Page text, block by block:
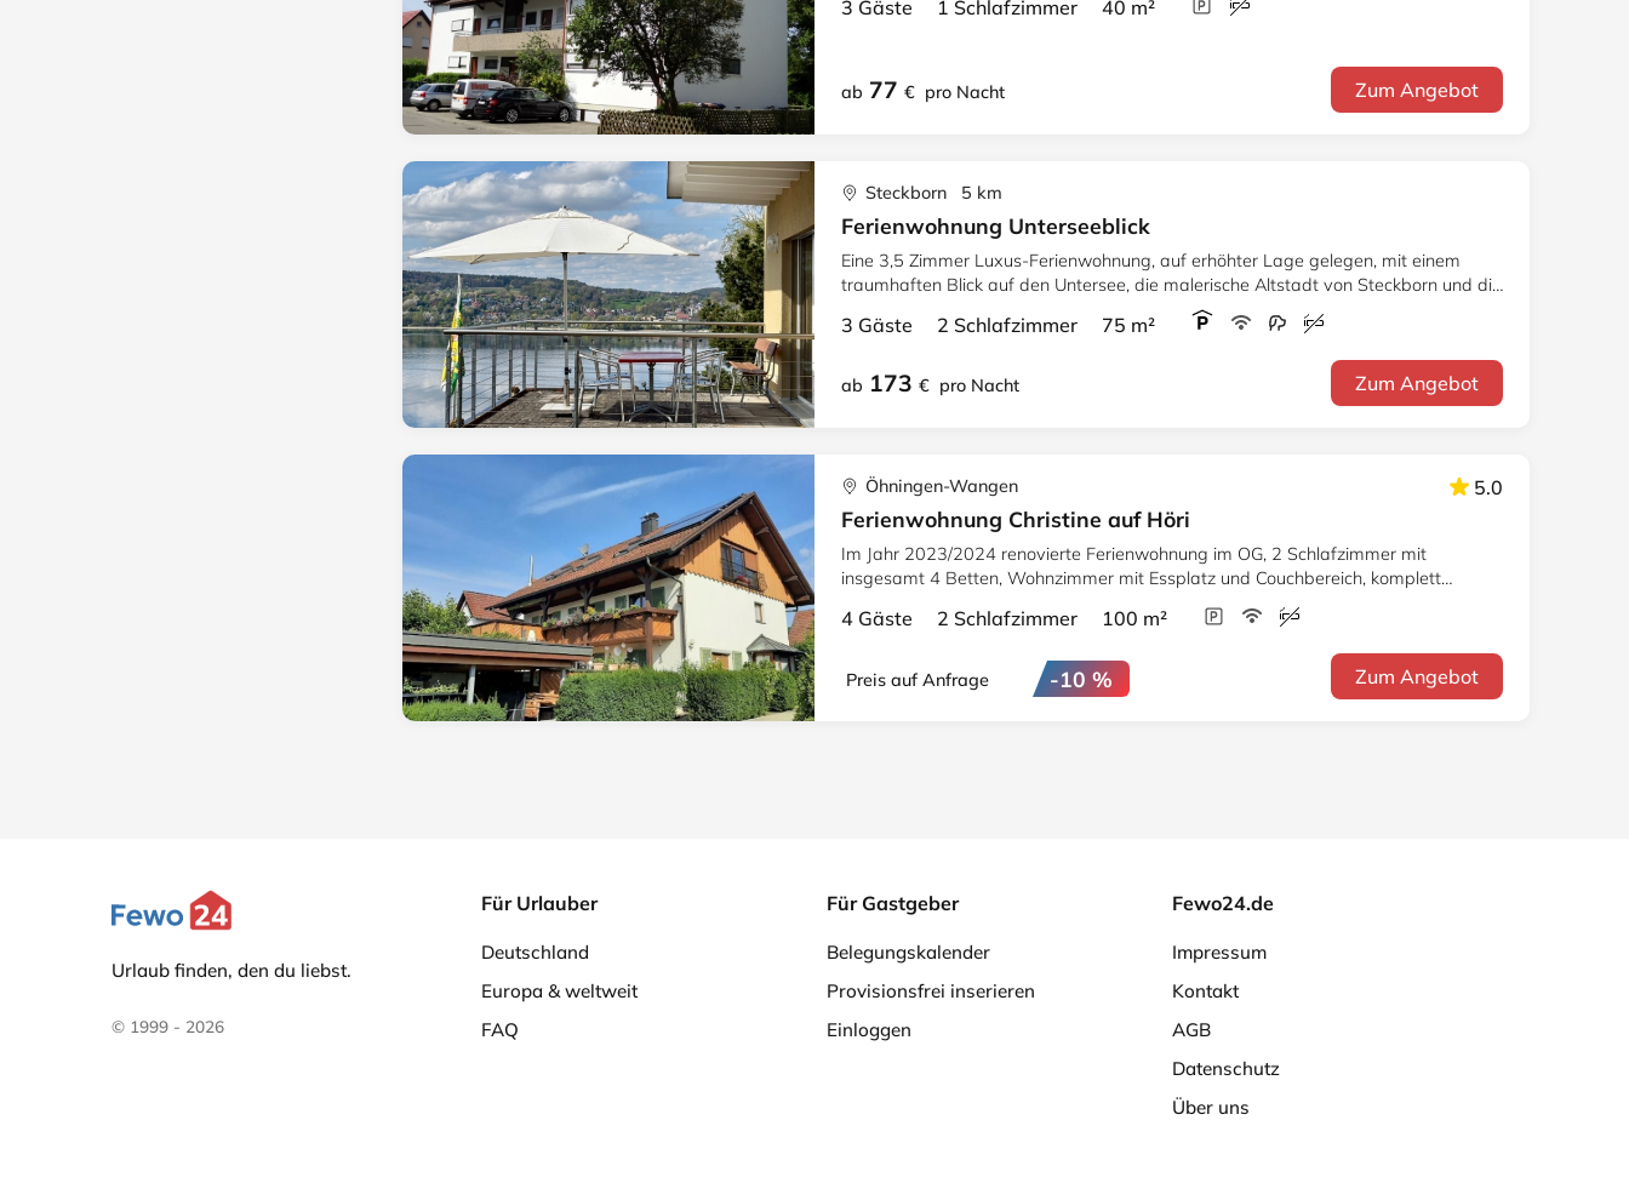
3 Gäste 1 Schlafzimmer 40 m²
ab 77 € pro Nacht Zum Angebot
Steckborn 5 km
Ferienwohnung Unterseeblick
Eine 3,5 Zimmer Luxus-Ferienwohnung, auf erhöhter Lage gelegen, mit einem
traumhaften Blick auf den Untersee, die malerische Altstadt von Steckborn und die
3 Gäste 2 Schlafzimmer 75 m²
ab 173 € pro Nacht Zum Angebot
-10 %
Öhningen-Wangen 5.0
Ferienwohnung Christine auf Höri
Im Jahr 2023/2024 renovierte Ferienwohnung im OG, 2 Schlafzimmer mit
insgesamt 4 Betten, Wohnzimmer mit Essplatz und Couchbereich, komplett
4 Gäste 2 Schlafzimmer 100 m²
Preis auf Anfrage Zum Angebot
Urlaub finden, den du liebst.
© 1999 - 2026
Für Urlauber
Deutschland
Europa & weltweit
FAQ
Für Gastgeber
Belegungskalender
Provisionsfrei inserieren
Einloggen
Fewo24.de
Impressum
Kontakt
AGB
Datenschutz
Über uns